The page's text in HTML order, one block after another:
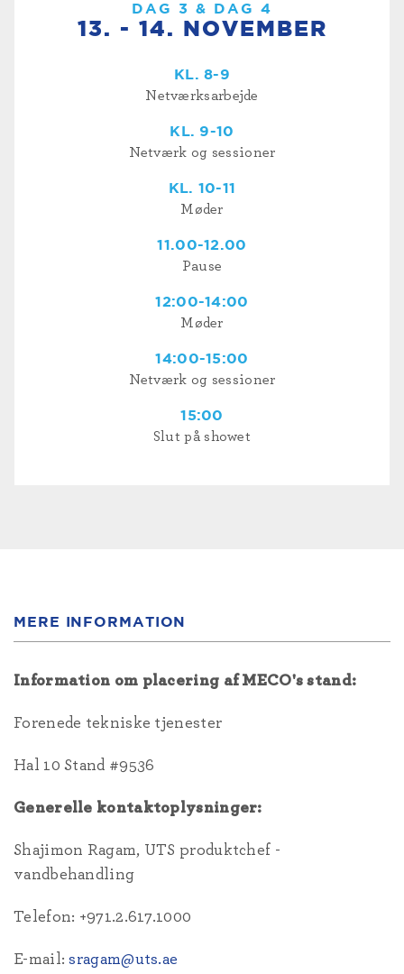
DAG 3 & DAG 4
13. - 14. NOVEMBER
KL. 8-9
Netværksarbejde
KL. 9-10
Netværk og sessioner
KL. 10-11
Møder
11.00-12.00
Pause
12:00-14:00
Møder
14:00-15:00
Netværk og sessioner
15:00
Slut på showet
MERE INFORMATION
Information om placering af MECO's stand:
Forenede tekniske tjenester
Hal 10 Stand #9536
Generelle kontaktoplysninger:
Shajimon Ragam, UTS produktchef -
vandbehandling
Telefon: +971.2.617.1000
E-mail:sragam@uts.ae